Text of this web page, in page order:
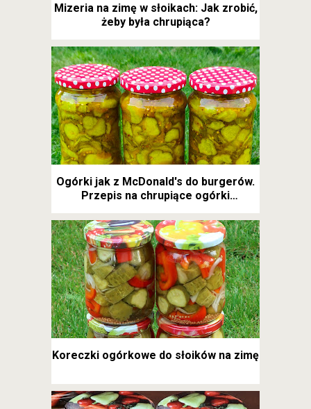
Mizeria na zimę w słoikach: Jak zrobić,
żeby była chrupiąca?
Ogórki jak z McDonald's do burgerów.
Przepis na chrupiące ogórki
Koreczki ogórkowe do słoików na zimę